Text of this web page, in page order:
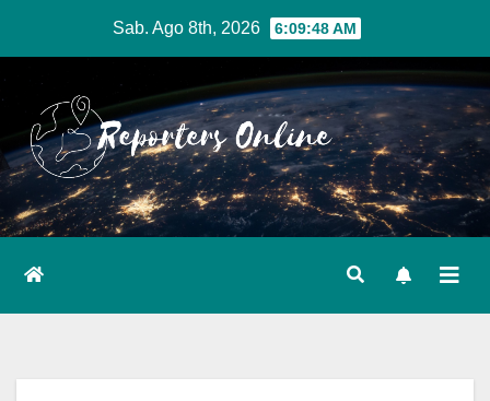
contenuto
Sab. Ago 8th, 2026 6:09:49 AM